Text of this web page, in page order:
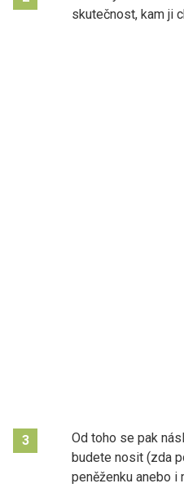
skutečnost, kam ji
3
Od toho se pak
budete nosit (zda
peněženku anebo i